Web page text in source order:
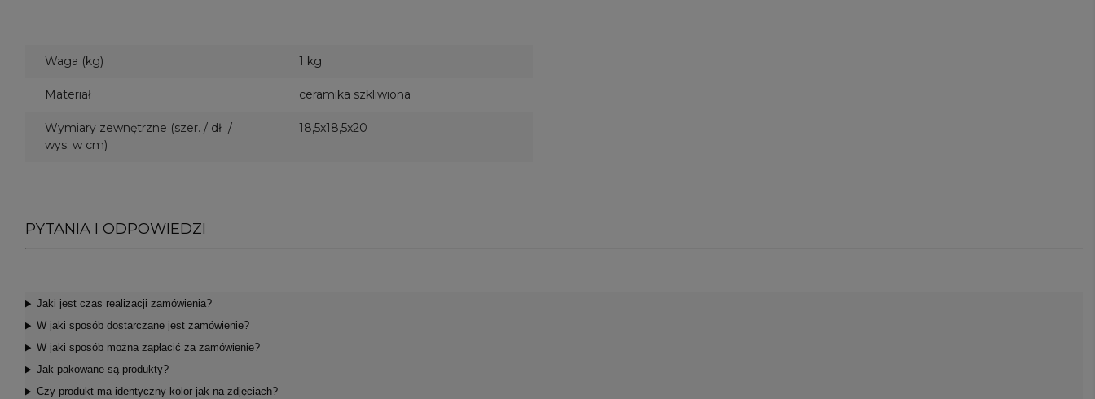
Waga (kg) 1 kg
Materiał ceramika szkliwiona
Wymiary zewnętrzne (szer. / dł ./
wys. w cm)
18,5x18,5x20
PYTANIA I ODPOWIEDZI
Jaki jest czas realizacji zamówienia?
W jaki sposób dostarczane jest zamówienie?
W jaki sposób można zapłacić za zamówienie?
Jak pakowane są produkty?
Czy produkt ma identyczny kolor jak na zdjęciach?